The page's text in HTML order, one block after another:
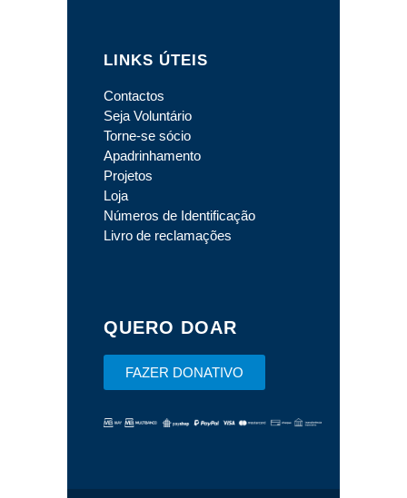
LINKS ÚTEIS
Contactos
Seja Voluntário
Torne-se sócio
Apadrinhamento
Projetos
Loja
Números de Identificação
Livro de reclamações
QUERO DOAR
FAZER DONATIVO